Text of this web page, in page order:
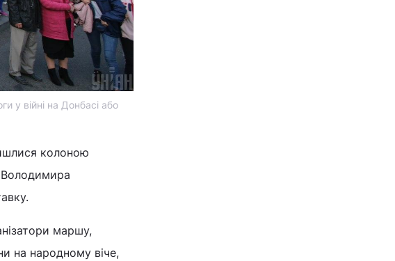
у війні на Донбасі або
колоною
Володимира
маршу,
на народному віче,